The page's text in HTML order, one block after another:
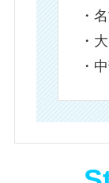
・
・
・